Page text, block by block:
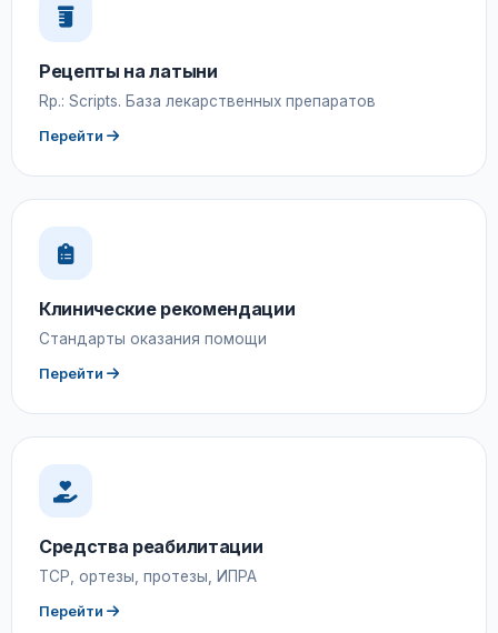
Рецепты на латыни
Rp.: Scripts. База лекарственных препаратов
Перейти
Клинические рекомендации
Стандарты оказания помощи
Перейти
Средства реабилитации
ТСР, ортезы, протезы, ИПРА
Перейти